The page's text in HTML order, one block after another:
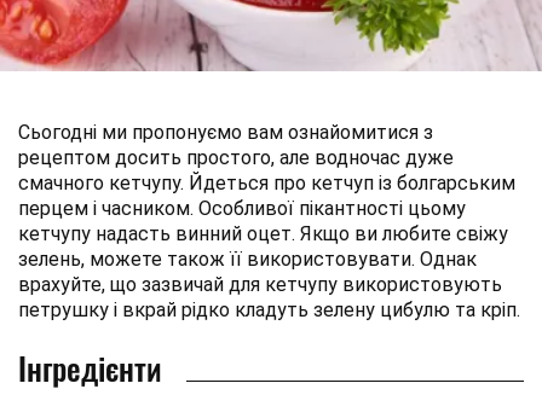
Сьогодні ми пропонуємо вам ознайомитися з
рецептом досить простого, але водночас дуже
смачного кетчупу. Йдеться про кетчуп із болгарським
перцем і часником. Особливої пікантності цьому
кетчупу надасть винний оцет. Якщо ви любите свіжу
зелень, можете також її використовувати. Однак
врахуйте, що зазвичай для кетчупу використовують
петрушку і вкрай рідко кладуть зелену цибулю та кріп.
Інгредієнти